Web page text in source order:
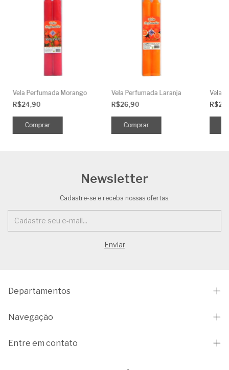
Vela Perfumada Morango
R$24,90
Vela Perfumada Laranja
R$26,90
Vela
Newsletter
Cadastre-se e receba nossas ofertas.
Departamentos
Navegação
Entre em contato